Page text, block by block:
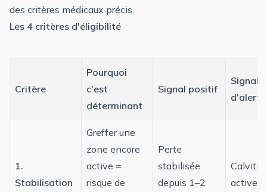
des critères médicaux précis.
Les 4 critères d'éligibilité
Critère
Pourquoi
c'est
déterminant
Signal positif
Signal
d'alerte
1.
Stabilisation
Greffer une
zone encore
active =
risque de
Perte
stabilisée
depuis 1–2
Calvitie
active